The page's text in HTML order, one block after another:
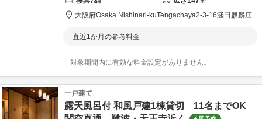
大阪府Osaka Nishinari-kuTengachaya2-3-16涵田麒麟庄
直近1か月の参考料金
対象期間内に有効な料金設定がありません。
一戸建て
露天風呂付 和風戸建1棟貸切 11名までOK